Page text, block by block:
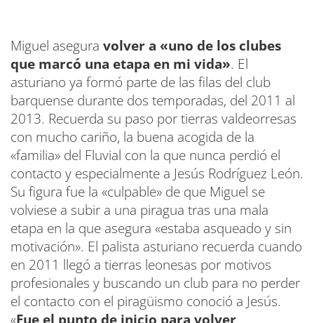
Miguel asegura volver a «uno de los clubes
que marcó una etapa en mi vida». El
asturiano ya formó parte de las filas del club
barquense durante dos temporadas, del 2011 al
2013. Recuerda su paso por tierras valdeorresas
con mucho cariño, la buena acogida de la
«familia» del Fluvial con la que nunca perdió el
contacto y especialmente a Jesús Rodríguez León.
Su figura fue la «culpable» de que Miguel se
volviese a subir a una piragua tras una mala
etapa en la que asegura «estaba asqueado y sin
motivación». El palista asturiano recuerda cuando
en 2011 llegó a tierras leonesas por motivos
profesionales y buscando un club para no perder
el contacto con el piragüismo conoció a Jesús.